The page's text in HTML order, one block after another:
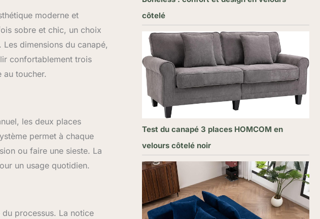
moderne et
sobre et chic, un choix
dimensions du canapé,
confortablement trois
au toucher.
les deux places
permet à chaque
ou faire une sieste. La
un usage quotidien.
processus. La notice
côtelé
Test du canapé 3 places HOMCOM en
velours côtelé noir